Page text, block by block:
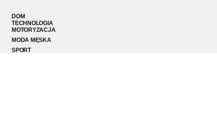
DOM
TECHNOLOGIA
MOTORYZACJA
MODA MĘSKA
SPORT